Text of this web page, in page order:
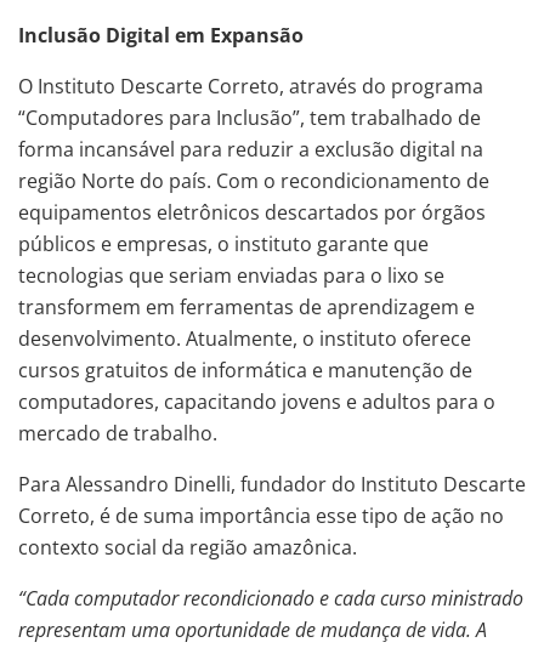
Inclusão Digital em Expansão
O Instituto Descarte Correto, através do programa
“Computadores para Inclusão”, tem trabalhado de
forma incansável para reduzir a exclusão digital na
região Norte do país. Com o recondicionamento de
equipamentos eletrônicos descartados por órgãos
públicos e empresas, o instituto garante que
tecnologias que seriam enviadas para o lixo se
transformem em ferramentas de aprendizagem e
desenvolvimento. Atualmente, o instituto oferece
cursos gratuitos de informática e manutenção de
computadores, capacitando jovens e adultos para o
mercado de trabalho.
Para Alessandro Dinelli, fundador do Instituto Descarte
Correto, é de suma importância esse tipo de ação no
contexto social da região amazônica.
“Cada computador recondicionado e cada curso ministrado
representam uma oportunidade de mudança de vida. A